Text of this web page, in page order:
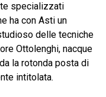
specializzati
ha con Asti un
delle tecniche
Ottolenghi, nacque
la rotonda posta di
intitolata.